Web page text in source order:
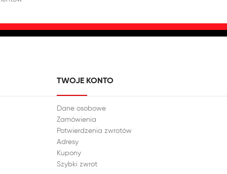
TWOJE KONTO
Dane osobowe
Zamówienia
Potwierdzenia zwrotów
Adresy
Kupony
Szybki zwrot